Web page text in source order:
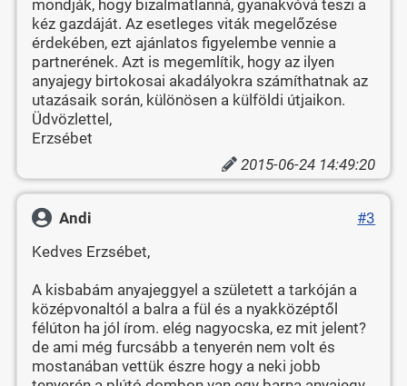
mondják, hogy bizalmatlanná, gyanakvóvá teszi a
kéz gazdáját. Az esetleges viták megelőzése
érdekében, ezt ajánlatos figyelembe vennie a
partnerének. Azt is megemlítik, hogy az ilyen
anyajegy birtokosai akadályokra számíthatnak az
utazásaik során, különösen a külföldi útjaikon.
Üdvözlettel,
Erzsébet
2015-06-24 14:49:20
Andi
#3
Kedves Erzsébet,
A kisbabám anyajeggyel a született a tarkóján a
középvonaltól a balra a fül és a nyakközéptől
félúton ha jól írom. elég nagyocska, ez mit jelent?
de ami még furcsább a tenyerén nem volt és
mostanában vettük észre hogy a neki jobb